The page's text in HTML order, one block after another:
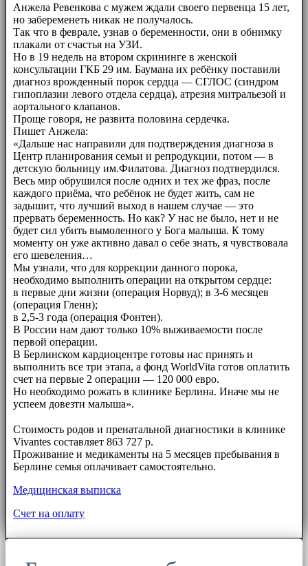
Анжела Ревенкова с мужем ждали своего первенца 15 лет,
но забеременеть никак не получалось.
Так что в феврале, узнав о беременности, они в обнимку
плакали от счастья на УЗИ.
Но в 19 недель на втором скрининге в женской
консультации ГКБ 29 им. Баумана их ребёнку поставили
диагноз врожденный порок сердца — СГЛОС (синдром
гипоплазии левого отдела сердца), атрезия митральезой и
аортального клапанов.
Проще говоря, не развита половина сердечка.
Пишет Анжела:
«Дальше нас направили для подтверждения диагноза в
Центр планирования семьи и репродукции, потом — в
детскую больницу им.Филатова. Диагноз подтвердился.
Весь мир обрушился после одних и тех же фраз, после
каждого приёма, что ребёнок не будет жить, сам не
задышит, что лучший выход в нашем случае — это
прервать беременность. Но как? У нас не было, нет и не
будет сил убить вымоленного у Бога малыша. К тому
моменту он уже активно давал о себе знать, я чувствовала
его шевеления…
Мы узнали, что для коррекции данного порока,
необходимо выполнить операции на открытом сердце:
в первые дни жизни (операция Норвуд); в 3-6 месяцев
(операция Гленн);
в 2,5-3 года (операция Фонтен).
В России нам дают только 10% выживаемости после
первой операции.
В Берлинском кардиоцентре готовы нас принять и
выполнить все три этапа, а фонд WorldVita готов оплатить
счет на первые 2 операции — 120 000 евро.
Но необходимо рожать в клинике Берлина. Иначе мы не
успеем довезти малыша».
Стоимость родов и пренатальной диагностики в клинике
Vivantes составляет 863 727 р.
Проживание и медикаменты на 5 месяцев пребывания в
Берлине семья оплачивает самостоятельно.
Медицинская выписка
Счет на оплату